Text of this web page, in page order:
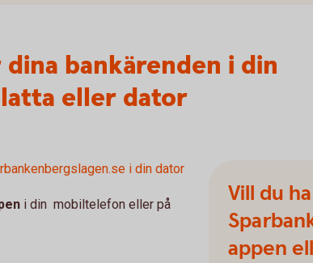
bankärenden i din
eller dator
i din dator
i din mobiltelefon eller på
Vill du
appen